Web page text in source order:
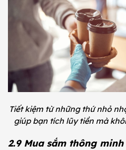
Tiết kiệm từ những thứ nhỏ
giúp bạn tích lũy tiền mà
2.9 Mua sắm thông minh